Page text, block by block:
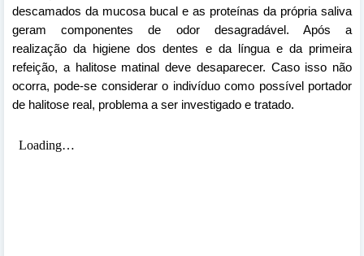
descamados da mucosa bucal e as proteínas da própria saliva
geramcomponentes de odor desagradável. Após a
realizaçãoda higiene dos dentes e da língua e da primeira
refeição, a halitose matinal deve desaparecer. Caso isso não
ocorra, pode-se considerar o indivíduo como possível portador
de halitose real, problema a ser investigado e tratado.